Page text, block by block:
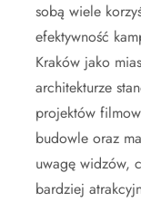
sobą wiele
efektywność
Kraków jako
architekturze
projektów
budowle oraz
uwagę widzów,
bardziej